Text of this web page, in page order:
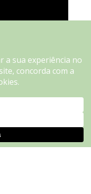
you the most
your preferences and
consent to the use of